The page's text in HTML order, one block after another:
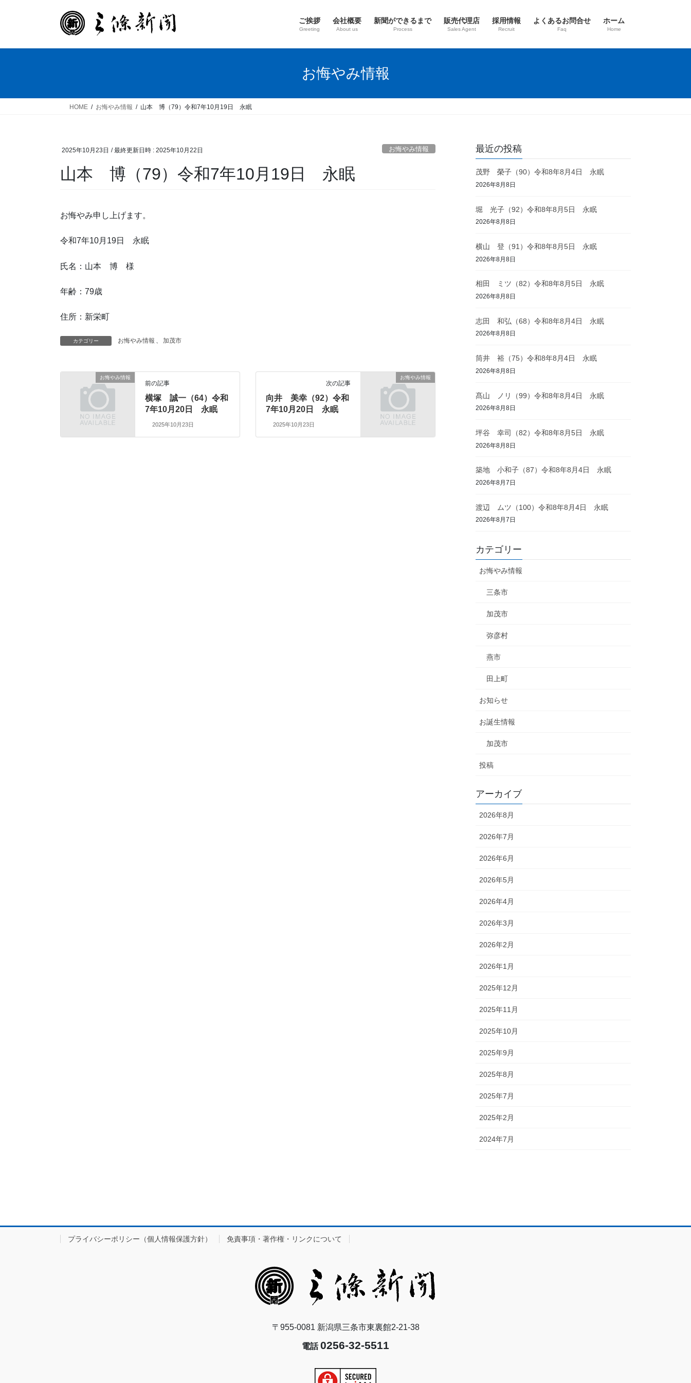
ご挨拶
Greeting
会社概要
About us
新聞ができるまで
Process
販売代理店
Sales Agent
採用情報
Recruit
よくあるお問合せ
Faq
ホーム
Home
お悔やみ情報
HOME お悔やみ情報 山本 博（79）令和7年10月19日 永眠
2025年10月23日 / 最終更新日時 : 2025年10月22日 お悔やみ情報
山本 博（79）令和7年10月19日 永眠
お悔やみ申し上げます。
令和7年10月19日 永眠
氏名：山本 博 様
年齢：79歳
住所：新栄町
カテゴリー お悔やみ情報 、 加茂市
お悔やみ情報
前の記事
横塚 誠一（64）令和
7年10月20日 永眠
2025年10月23日
お悔やみ情報
次の記事
向井 美幸（92）令和
7年10月20日 永眠
2025年10月23日
最近の投稿
茂野 榮子（90）令和8年8月4日 永眠
2026年8月8日
堀 光子（92）令和8年8月5日 永眠
2026年8月8日
横山 登（91）令和8年8月5日 永眠
2026年8月8日
相田 ミツ（82）令和8年8月5日 永眠
2026年8月8日
志田 和弘（68）令和8年8月4日 永眠
2026年8月8日
筒井 裕（75）令和8年8月4日 永眠
2026年8月8日
髙山 ノリ（99）令和8年8月4日 永眠
2026年8月8日
坪谷 幸司（82）令和8年8月5日 永眠
2026年8月8日
築地 小和子（87）令和8年8月4日 永眠
2026年8月7日
渡辺 ムツ（100）令和8年8月4日 永眠
2026年8月7日
カテゴリー
お悔やみ情報
三条市
加茂市
弥彦村
燕市
田上町
お知らせ
お誕生情報
加茂市
投稿
アーカイブ
2026年8月
2026年7月
2026年6月
2026年5月
2026年4月
2026年3月
2026年2月
2026年1月
2025年12月
2025年11月
2025年10月
2025年9月
2025年8月
2025年7月
2025年2月
2024年7月
プライバシーポリシー（個人情報保護方針） 免責事項・著作権・リンクについて
〒955-0081 新潟県三条市東裏館2-21-38
電話0256-32-5511